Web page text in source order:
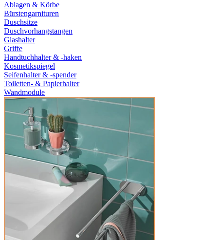
Ablagen & Körbe
Bürstengarnituren
Duschsitze
Duschvorhangstangen
Glashalter
Griffe
Handtuchhalter & -haken
Kosmetikspiegel
Seifenhalter & -spender
Toiletten- & Papierhalter
Wandmodule